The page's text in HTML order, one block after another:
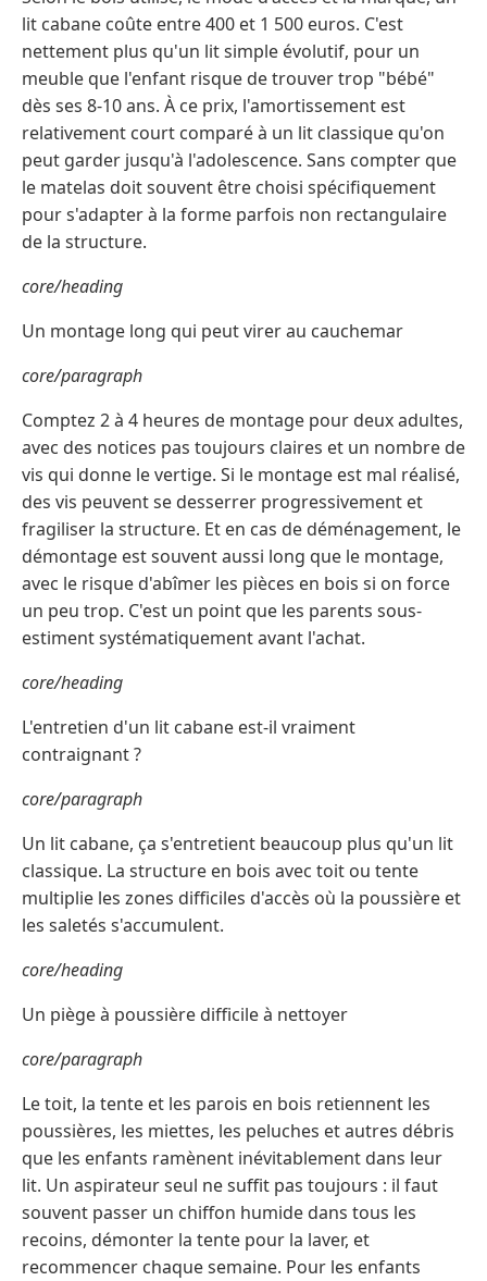
lit cabane coûte entre 400 et 1 500 euros. C'est
nettement plus qu'un lit simple évolutif, pour un
meuble que l'enfant risque de trouver trop "bébé"
dès ses 8-10 ans. À ce prix, l'amortissement est
relativement court comparé à un lit classique qu'on
peut garder jusqu'à l'adolescence. Sans compter que
le matelas doit souvent être choisi spécifiquement
pour s'adapter à la forme parfois non rectangulaire
de la structure.
core/heading
Un montage long qui peut virer au cauchemar
core/paragraph
Comptez 2 à 4 heures de montage pour deux adultes,
avec des notices pas toujours claires et un nombre de
vis qui donne le vertige. Si le montage est mal réalisé,
des vis peuvent se desserrer progressivement et
fragiliser la structure. Et en cas de déménagement, le
démontage est souvent aussi long que le montage,
avec le risque d'abîmer les pièces en bois si on force
un peu trop. C'est un point que les parents sous-
estiment systématiquement avant l'achat.
core/heading
L'entretien d'un lit cabane est-il vraiment
contraignant ?
core/paragraph
Un lit cabane, ça s'entretient beaucoup plus qu'un lit
classique. La structure en bois avec toit ou tente
multiplie les zones difficiles d'accès où la poussière et
les saletés s'accumulent.
core/heading
Un piège à poussière difficile à nettoyer
core/paragraph
Le toit, la tente et les parois en bois retiennent les
poussières, les miettes, les peluches et autres débris
que les enfants ramènent inévitablement dans leur
lit. Un aspirateur seul ne suffit pas toujours : il faut
souvent passer un chiffon humide dans tous les
recoins, démonter la tente pour la laver, et
recommencer chaque semaine. Pour les enfants